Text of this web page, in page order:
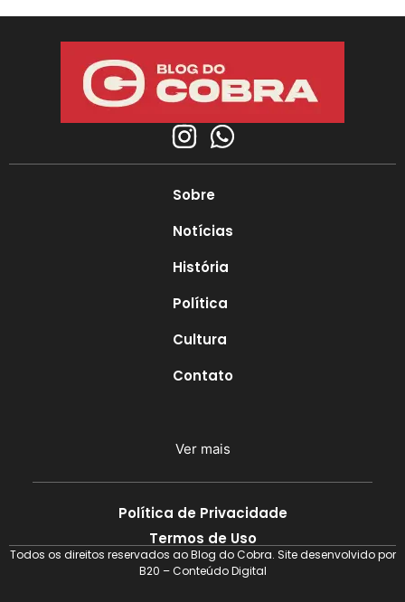
Sobre
Notícias
História
Política
Cultura
Contato
Ver mais
Política de Privacidade
Termos de Uso
Todos os direitos reservados ao Blog do Cobra. Site desenvolvido por
B20 – Conteúdo Digital